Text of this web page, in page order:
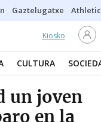
Gaztelugatxe Athletic
Kiosko
CULTURA
un joven
en la